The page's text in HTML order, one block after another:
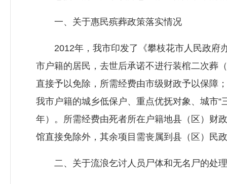
一、关于惠民殡葬政策落实情况
2012年，我市印发了《攀枝花市人民政府办
市户籍的居民，去世后承诺不进行装棺二次葬
直接予以免除，所需经费由市级财政予以保障
我市户籍的城乡低保户、重点优抚对象、城市“
年）。所需经费由死者所在户籍地县（区）财
馆直接免除外，其余项目需丧属到县（区）民
二、关于流浪乞讨人员尸体和无名尸的处理